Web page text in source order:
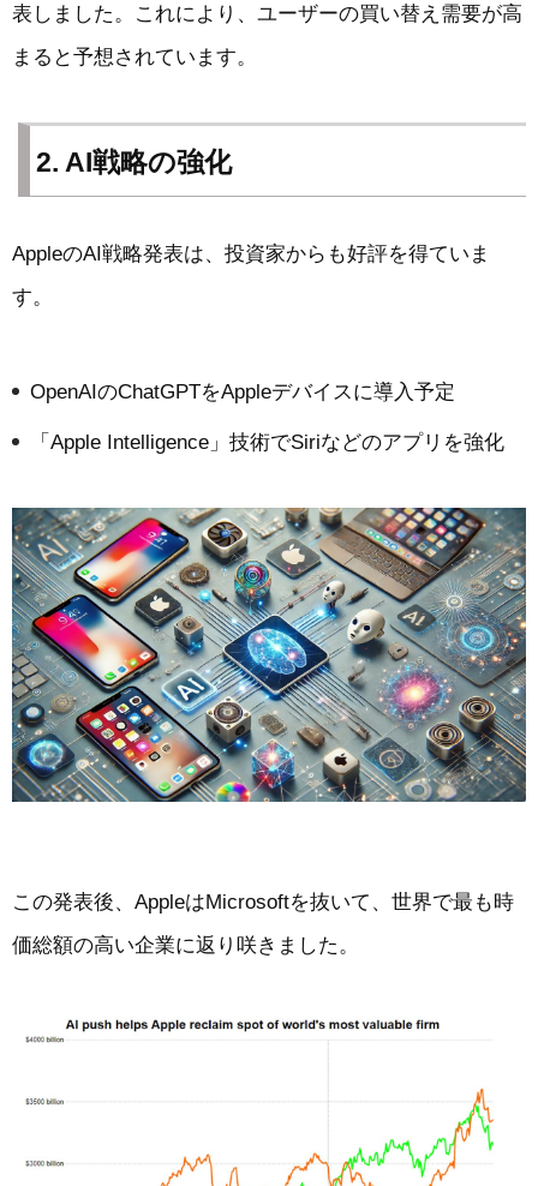
表しました。これにより、ユーザーの買い替え需要が高
まると予想されています。
2. AI戦略の強化
AppleのAI戦略発表は、投資家からも好評を得ていま
す。
OpenAIのChatGPTをAppleデバイスに導入予定
「Apple Intelligence」技術でSiriなどのアプリを強化
この発表後、AppleはMicrosoftを抜いて、世界で最も時
価総額の高い企業に返り咲きました。